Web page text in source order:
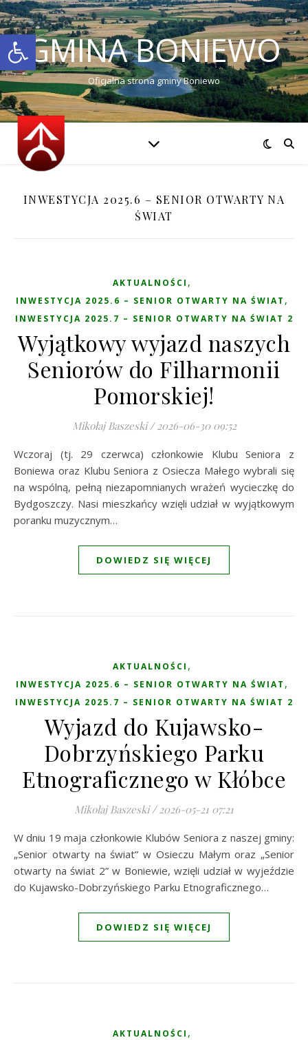
Otwórz pasek narzędzi
GMINA BONIEWO
Oficjalna strona gminy Boniewo
INWESTYCJA 2025.6 – SENIOR OTWARTY NA
ŚWIAT
AKTUALNOŚCI ,
INWESTYCJA 2025.6 – SENIOR OTWARTY NA ŚWIAT ,
INWESTYCJA 2025.7 – SENIOR OTWARTY NA ŚWIAT 2
Wyjątkowy wyjazd naszych
Seniorów do Filharmonii
Pomorskiej!
Mikołaj Baszeski / 2026-06-30 09:52
Wczoraj (tj. 29 czerwca) członkowie Klubu Seniora z
Boniewa oraz Klubu Seniora z Osiecza Małego wybrali się
na wspólną, pełną niezapomnianych wrażeń wycieczkę do
Bydgoszczy. Nasi mieszkańcy wzięli udział w wyjątkowym
poranku muzycznym…
DOWIEDZ SIĘ WIĘCEJ
AKTUALNOŚCI ,
INWESTYCJA 2025.6 – SENIOR OTWARTY NA ŚWIAT ,
INWESTYCJA 2025.7 – SENIOR OTWARTY NA ŚWIAT 2
Wyjazd do Kujawsko-
Dobrzyńskiego Parku
Etnograficznego w Kłóbce
Mikołaj Baszeski / 2026-05-21 07:21
W dniu 19 maja członkowie Klubów Seniora z naszej gminy:
„Senior otwarty na świat” w Osieczu Małym oraz „Senior
otwarty na świat 2” w Boniewie, wzięli udział w wyjeździe
do Kujawsko-Dobrzyńskiego Parku Etnograficznego…
DOWIEDZ SIĘ WIĘCEJ
AKTUALNOŚCI ,